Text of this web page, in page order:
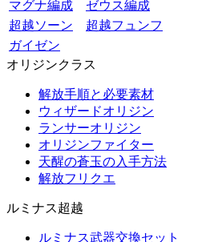
マグナ編成
ゼウス編成
超越ソーン
超越フュンフ
ガイゼン
オリジンクラス
解放手順と必要素材
ウィザードオリジン
ランサーオリジン
オリジンファイター
天醒の蒼玉の入手方法
解放フリクエ
ルミナス超越
ルミナス武器交換セット